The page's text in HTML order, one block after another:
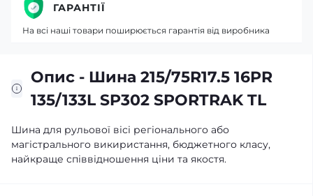
Опис - Шина 215/75R17.5 16PR
135/133L SP302 SPORTRAK TL
Шина для рульової вісі регіонального або
магістрального викиристання, бюджетного класу,
найкраще співвідношення ціни та якостя.
ГАРАНТІЇ
На всі наші товари поширюється гарантія від виробника